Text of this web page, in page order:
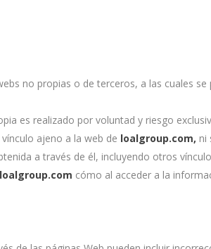
no propias o de terceros, a las cuales
es realizado por voluntad y riesgo
ajeno a la web de loalgroup.com, ni
a través de él, incluyendo otros
loalgroup.com cómo al acceder a la